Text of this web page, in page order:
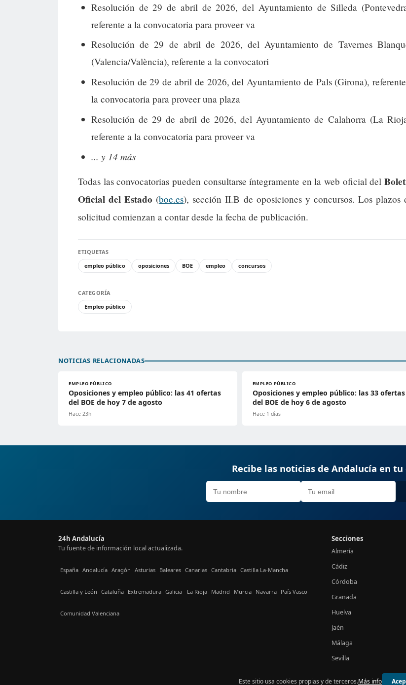
Resolución de 29 de abril de 2026, del Ayuntamiento de Silleda
referente a la convocatoria para proveer va
Resolución de 29 de abril de 2026, del Ayuntamiento de Tavernes
(Valencia/València), referente a la convocatori
Resolución de 29 de abril de 2026, del Ayuntamiento de Pals (Girona),
la convocatoria para proveer una plaza
Resolución de 29 de abril de 2026, del Ayuntamiento de Calahorra (La
referente a la convocatoria para proveer va
... y 14 más
Todas las convocatorias pueden consultarse íntegramente en la web oficial del
Oficial del Estado (boe.es), sección II.B de oposiciones y concursos. Los plazos
solicitud comienzan a contar desde la fecha de publicación.
ETIQUETAS
empleo público
oposiciones BOE empleo concursos
CATEGORÍA
Empleo público
NOTICIAS RELACIONADAS
EMPLEO PÚBLICO
Oposiciones y empleo público: las 41 ofertas
del BOE de hoy 7 de agosto
Hace 23h
EMPLEO PÚBLICO
Oposiciones y empleo público: las 33 ofertas
del BOE de hoy 6 de agosto
Hace 1 días
Recibe las noticias de Andalucía en
24h Andalucía
Tu fuente de información local actualizada.
España Andalucía Aragón Asturias Baleares Canarias Cantabria Castilla La-Mancha
Castilla y León Cataluña Extremadura Galicia La Rioja Madrid Murcia Navarra País Vasco
Comunidad Valenciana
Secciones
Almería
Cádiz
Córdoba
Granada
Huelva
Jaén
Málaga
Sevilla
Este sitio usa cookies propias y de terceros.Más info